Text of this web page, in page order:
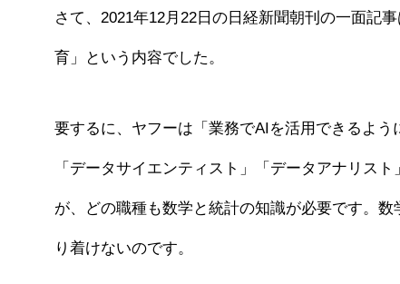
さて、2021年12月22日の日経新聞朝刊の一面記
育」という内容でした。
要するに、ヤフーは「業務でAIを活用できるよう
「データサイエンティスト」「データアナリス
が、どの職種も数学と統計の知識が必要です。
り着けないのです。